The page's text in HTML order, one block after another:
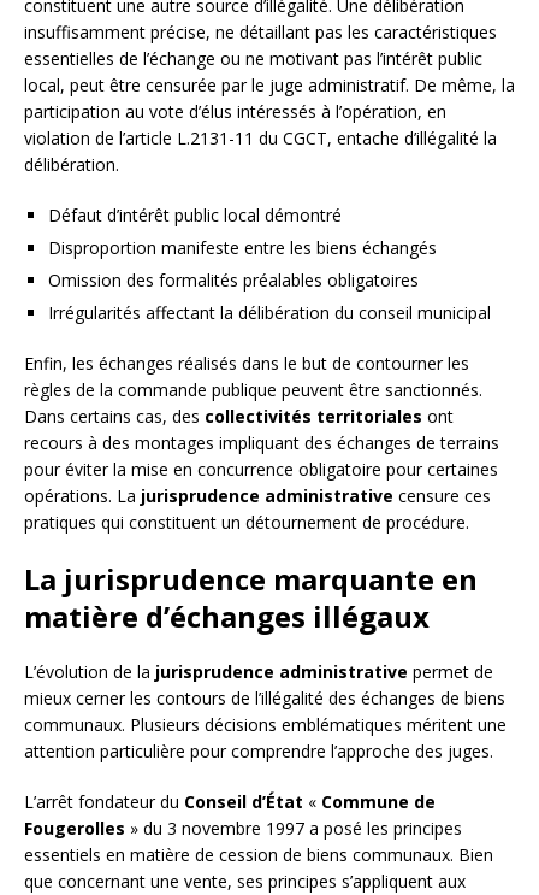
constituent une autre source d’illégalité. Une délibération
insuffisamment précise, ne détaillant pas les caractéristiques
essentielles de l’échange ou ne motivant pas l’intérêt public
local, peut être censurée par le juge administratif. De même, la
participation au vote d’élus intéressés à l’opération, en
violation de l’article L.2131-11 du CGCT, entache d’illégalité la
délibération.
Défaut d’intérêt public local démontré
Disproportion manifeste entre les biens échangés
Omission des formalités préalables obligatoires
Irrégularités affectant la délibération du conseil municipal
Enfin, les échanges réalisés dans le but de contourner les
règles de la commande publique peuvent être sanctionnés.
Dans certains cas, des collectivités territoriales ont
recours à des montages impliquant des échanges de terrains
pour éviter la mise en concurrence obligatoire pour certaines
opérations. La jurisprudence administrative censure ces
pratiques qui constituent un détournement de procédure.
La jurisprudence marquante en
matière d’échanges illégaux
L’évolution de la jurisprudence administrative permet de
mieux cerner les contours de l’illégalité des échanges de biens
communaux. Plusieurs décisions emblématiques méritent une
attention particulière pour comprendre l’approche des juges.
L’arrêt fondateur du Conseil d’État « Commune de
Fougerolles » du 3 novembre 1997 a posé les principes
essentiels en matière de cession de biens communaux. Bien
que concernant une vente, ses principes s’appliquent aux